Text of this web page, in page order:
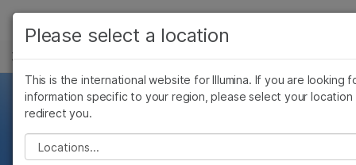
Skip to content
解决方案
学习
公司
职业生涯
员工故事
查看更多相关内容。选择您感兴趣的领域:
癌症研究
微生物学
农业基因组学
复杂疾病
临床肿瘤学
遗传病和罕见病
Please select a location
This is the international website for Illumina. If you are looking
information specific to your region, please select your location
redirect you.
Please select a location